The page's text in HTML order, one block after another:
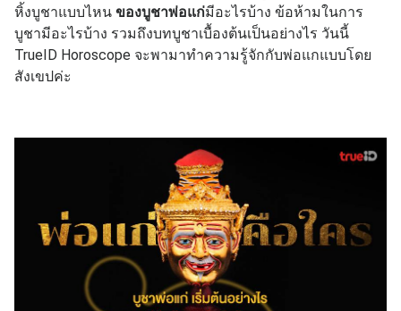
หิ้งบูชาแบบไหน ของบูชาพ่อแก่มีอะไรบ้าง ข้อห้ามในการ
บูชามีอะไรบ้าง รวมถึงบทบูชาเบื้องต้นเป็นอย่างไร วันนี้
TrueID Horoscope จะพามาทำความรู้จักกับพ่อแกแบบโดย
สังเขปค่ะ